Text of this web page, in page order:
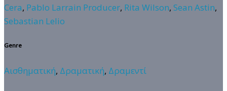
Cera, Pablo Larrain Producer, Rita Wilson, Sean Astin,
Sebastian Lelio
Genre
Αισθηματική, Δραματική, Δραμεντί